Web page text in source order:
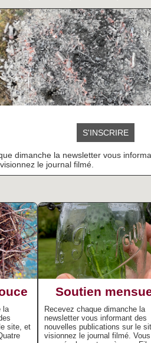
S'INSCRIRE
dimanche la newsletter vous
le journal filmé.
la
site, et
Soutien
Recevez chaque dimanche la
newsletter vous informant des
nouvelles publications sur le
visionnez le journal filmé. Vous